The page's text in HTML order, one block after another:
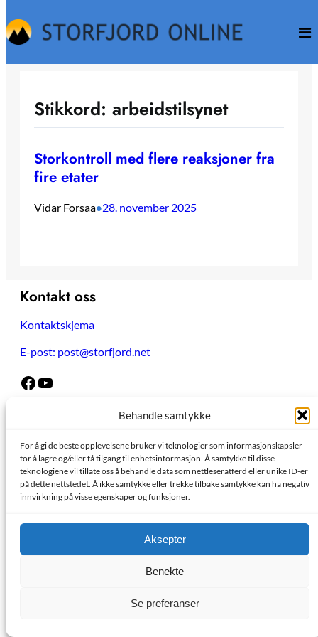
Behandle samtykke
For å gi de beste opplevelsene bruker vi teknologier som informasjonskapsler
for å lagre og/eller få tilgang til enhetsinformasjon. Å samtykke til disse
teknologiene vil tillate oss å behandle data som nettleseratferd eller unike ID-er
på dette nettstedet. Å ikke samtykke eller trekke tilbake samtykke kan ha negativ
innvirkning på visse egenskaper og funksjoner.
Aksepter
Benekte
Se preferanser
til
innhold
Stikkord: arbeidstilsynet
Storkontroll med flere reaksjoner fra
fire etater
Vidar Forsaa•28. november 2025
Kontakt oss
Kontaktskjema
E-post: post@storfjord.net
Facebook YouTube
Vi følger«Redaktør-plakaten»og«Vær varsom-plakaten»
– og alle viser «God folkeskikk». OK?
Informasjonskapsler
Copyright©2024 | Made with love bySuperbThemes